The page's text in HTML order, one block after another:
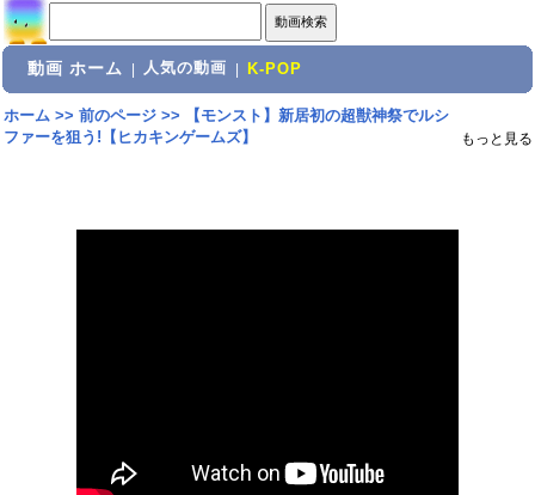
動画 ホーム 人気の動画 K-POP
ホーム>> 前のページ>>
【モンスト】新居初の超獣神祭でルシ
ファーを狙う!【ヒカキンゲームズ】
もっと見る